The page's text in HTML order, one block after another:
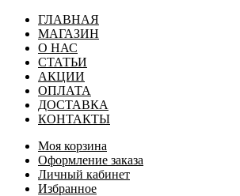
ГЛАВНАЯ
МАГАЗИН
О НАС
СТАТЬИ
АКЦИИ
ОПЛАТА
ДОСТАВКА
КОНТАКТЫ
Моя корзина
Оформление заказа
Личный кабинет
Избранное